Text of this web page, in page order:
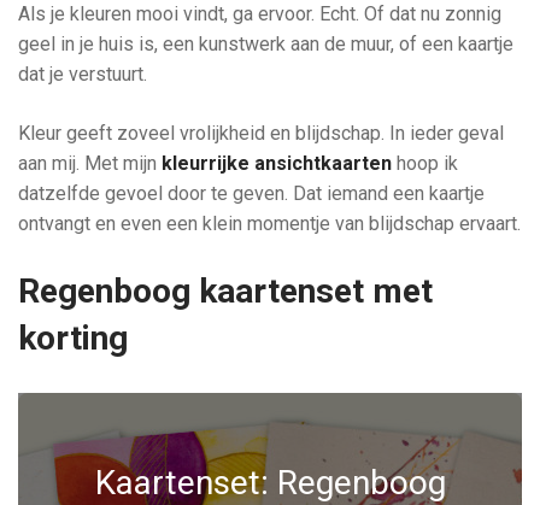
Als je kleuren mooi vindt, ga ervoor. Echt. Of dat nu zonnig
geel in je huis is, een kunstwerk aan de muur, of een kaartje
dat je verstuurt.
Kleur geeft zoveel vrolijkheid en blijdschap. In ieder geval
aan mij. Met mijn kleurrijke ansichtkaarten hoop ik
datzelfde gevoel door te geven. Dat iemand een kaartje
ontvangt en even een klein momentje van blijdschap ervaart.
Regenboog kaartenset met
korting
Kaartenset: Regenboog